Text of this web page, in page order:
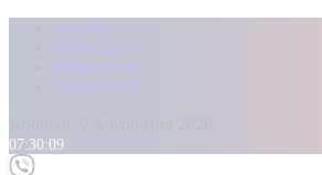
Αρχική
Kontra Live
Καταγγελίες
Επικοινωνία
07:30:10